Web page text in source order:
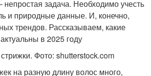
задача. Необходимо учесть
и природные данные. И, конечно,
трендов. Рассказываем, какие
в 2025 году
Фото: shutterstock.com
на разную длину волос много,